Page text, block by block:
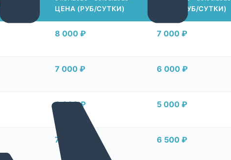
МЕСТ
ЦЕНА (РУБ/СУТКИ) ЦЕНА (РУБ/СУТКИ)
8 000 ₽ 7 000 ₽
7 000 ₽ 6 000 ₽
6 000 ₽ 5 000 ₽
7 500 ₽ 6 500 ₽